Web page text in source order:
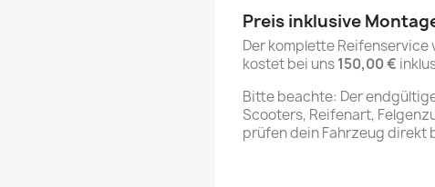
Preis inklusive
Der komplette Reifenservice
kostet bei uns150,00 €
Bitte beachte: Der
Scooters, Reifenart,
prüfen dein Fahrzeug direkt